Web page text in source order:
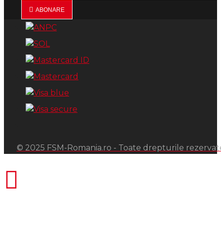
ABONARE
© 2025 FSM-Romania.ro - Toate drepturile